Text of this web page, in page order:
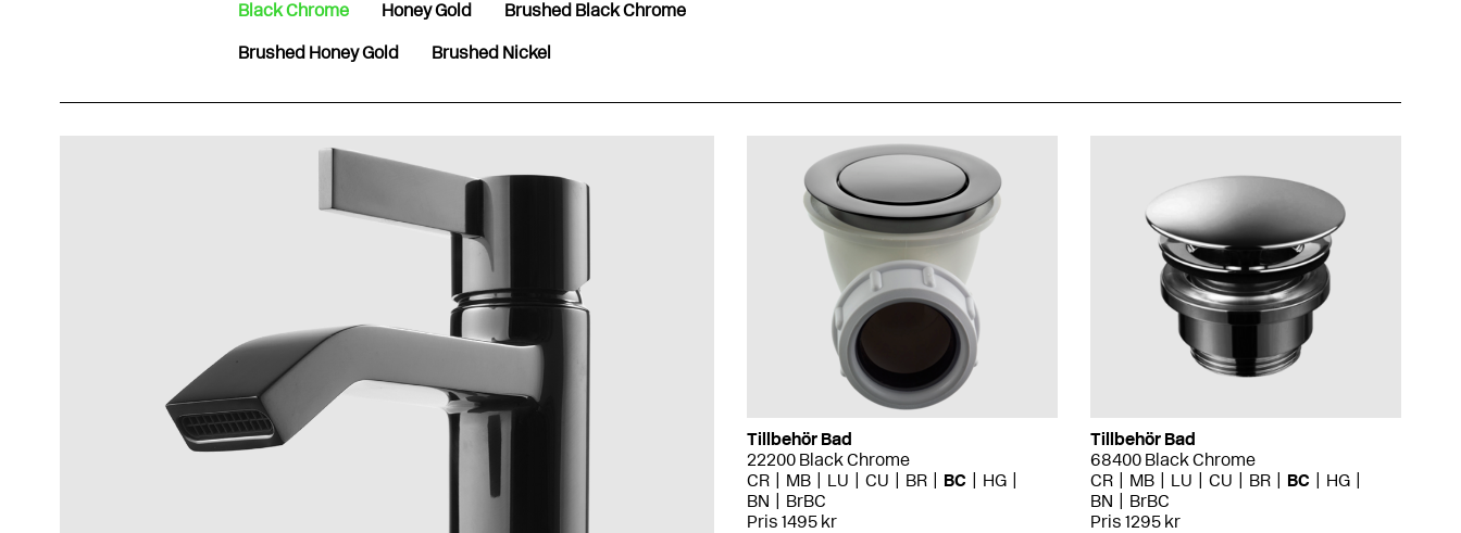
Black Chrome Honey Gold Brushed Black Chrome
Brushed Honey Gold Brushed Nickel
Tillbehör Bad
22200 Black Chrome
CR
MB LU CU BR BC
HG
BN
BrBC
Pris 1495 kr
Tillbehör Bad
68400 Black Chrome
CR
MB LU CU BR BC
HG
BN
BrBC
Pris 1295 kr